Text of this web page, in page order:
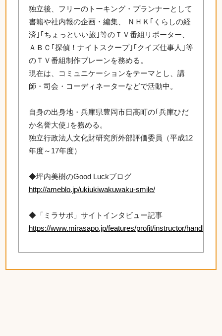
独立後、フリーのトーキング・プランナーとして
書籍や社内報の企画・編集、 ＮＨＫ｢くらしの経
済｣｢ちょっといい旅｣等のＴＶ番組リポーター、
ＡＢＣ｢探偵！ナイトスクープ｣｢クイズ仕事人｣等
のＴＶ番組制作ブレーンを務める。
現在は、コミュニケーションをテーマとし、講
師・司会・コーディネーターなどで活動中。
自身の出身地・兵庫県豊岡市日高町の｢兵庫ひだ
か名誉大使｣を務める。
独立行政法人文化財研究所外部評価委員（平成12
年度～17年度）
◆坪内美樹のGood Luckブログ
http://ameblo.jp/ukiukiwakuwaku-smile/
◆「ミラサポ」サイトインタビュー記事
https://www.mirasapo.jp/features/profit/instructor/